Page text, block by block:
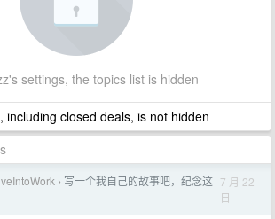
settings, the topics list is hidden
including closed deals, is not hidden
› ​写一个我自己的故事吧，纪念这 7 月 22
日